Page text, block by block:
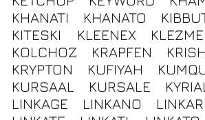
KHANATI
KHANATO
KITESKI
KLEENEX
KOLCHOZ
KRAPFEN
KRYPTON
KUFIYAH
KURSAAL
KURSALE
LINKAGE
LINKANO